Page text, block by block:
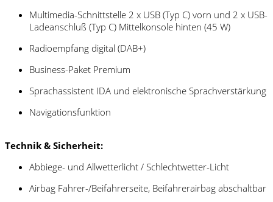
Multimedia-Schnittstelle 2 x USB (Typ C) vorn und 2 x USB-
Ladeanschluß (Typ C) Mittelkonsole hinten (45 W)
Radioempfang digital (DAB+)
Business-Paket Premium
Sprachassistent IDA und elektronische Sprachverstärkung
Navigationsfunktion
Technik & Sicherheit:
Abbiege- und Allwetterlicht / Schlechtwetter-Licht
Airbag Fahrer-/Beifahrerseite, Beifahrerairbag abschaltbar